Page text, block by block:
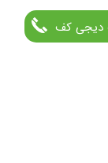
دیجی کف